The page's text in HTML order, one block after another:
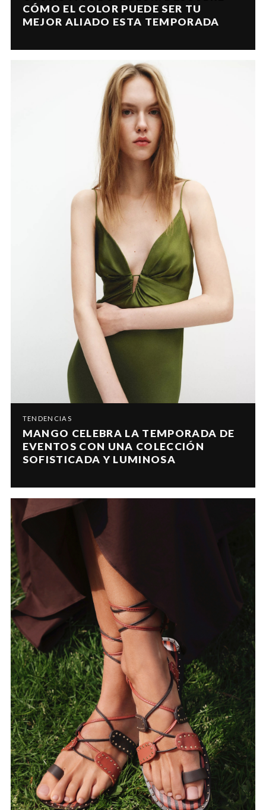
CÓMO EL COLOR PUEDE SER TU
MEJOR ALIADO ESTA TEMPORADA
TENDENCIAS
MANGO CELEBRA LA TEMPORADA DE
EVENTOS CON UNA COLECCIÓN
SOFISTICADA Y LUMINOSA